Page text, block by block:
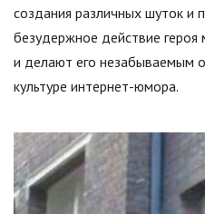
создания различных шуток и
безудержное действие
и делают его незабываемым
культуре интернет-юмора.